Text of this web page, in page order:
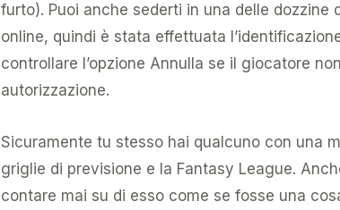
furto). Puoi anche sederti in una delle
online, quindi è stata effettuata
controllare l’opzione Annulla se il giocatore
autorizzazione.
Sicuramente tu stesso hai qualcuno con una
griglie di previsione e la Fantasy League.
contare mai su di esso come se fosse una